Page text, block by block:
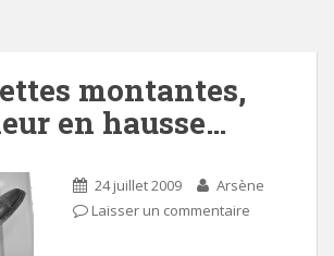
montantes,
en hausse…
24 juillet 2009
Arsène
Laisser un commentaire